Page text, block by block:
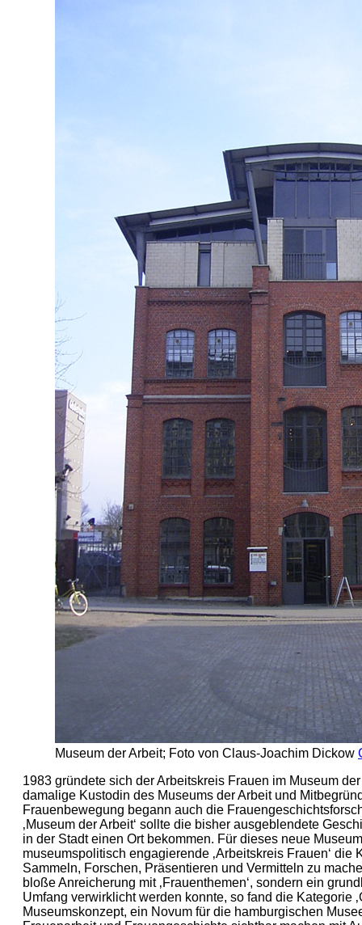
Museum der Arbeit; Foto von Claus-Joachim Dickow
1983 gründete sich der Arbeitskreis Frauen im Museum
damalige Kustodin des Museums der Arbeit und
Frauenbewegung begann auch die
‚Museum der Arbeit‘ sollte die bisher ausgeblendete
in der Stadt einen Ort bekommen. Für dieses neue
museumspolitisch engagierende ‚Arbeitskreis Frauen‘ die
Sammeln, Forschen, Präsentieren und Vermitteln zu
bloße Anreicherung mit ‚Frauenthemen‘, sondern ein
Umfang verwirklicht werden konnte, so fand die Kategorie
Museumskonzept, ein Novum für die hamburgischen